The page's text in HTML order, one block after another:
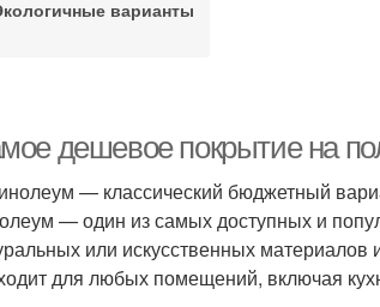
варианты
дешевое покрытие на
— классический бюджетный
— один из самых доступных и
или искусственных материалов
для любых помещений, включая